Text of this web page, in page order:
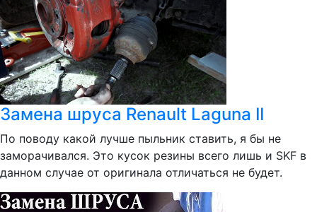
Замена шруса Renault Laguna II
По поводу какой лучше пыльник ставить, я бы не
заморачивался. Это кусок резины всего лишь и SKF в
данном случае от оригинала отличаться не будет.